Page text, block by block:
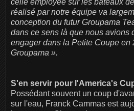
réalisé par notre équipe va
conception du futur Groupama
dans ce sens là que nous avions
engager dans la Petite Coupe en
Groupama ».
S'en servir pour l'America's
Possédant souvent un coup
sur l'eau, Franck Cammas est